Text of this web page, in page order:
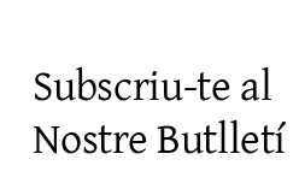
Subscriu-te al
Nostre Butlletí